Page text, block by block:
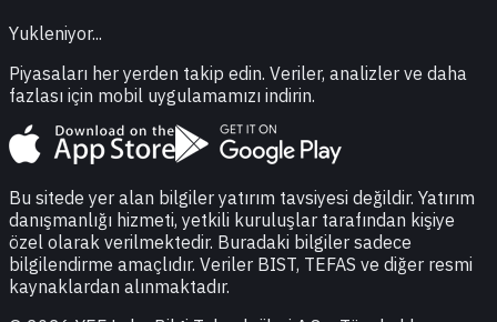
Yukleniyor...
Piyasaları her yerden takip edin. Veriler, analizler ve daha
fazlası için mobil uygulamamızı indirin.
Bu sitede yer alan bilgiler yatırım tavsiyesi değildir. Yatırım
danışmanlığı hizmeti, yetkili kuruluşlar tarafından kişiye
özel olarak verilmektedir. Buradaki bilgiler sadece
bilgilendirme amaçlıdır. Veriler BIST, TEFAS ve diğer resmi
kaynaklardan alınmaktadır.